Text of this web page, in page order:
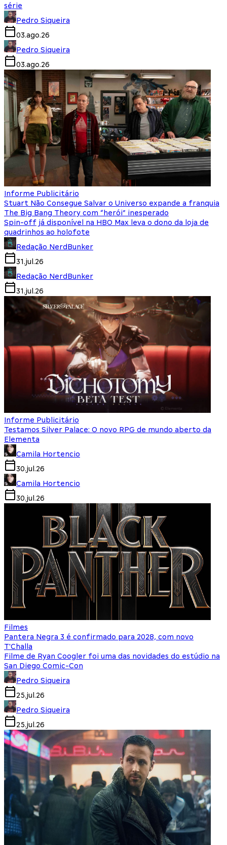
série
Pedro Siqueira
03.ago.26
Pedro Siqueira
03.ago.26
Informe Publicitário
Stuart Não Consegue Salvar o Universo expande a franquia
The Big Bang Theory com “herói” inesperado
Spin-off já disponível na HBO Max leva o dono da loja de
quadrinhos ao holofote
Redação NerdBunker
31.jul.26
Redação NerdBunker
31.jul.26
Informe Publicitário
Testamos Silver Palace: O novo RPG de mundo aberto da
Elementa
Camila Hortencio
30.jul.26
Camila Hortencio
30.jul.26
Filmes
Pantera Negra 3 é confirmado para 2028, com novo
T'Challa
Filme de Ryan Coogler foi uma das novidades do estúdio na
San Diego Comic-Con
Pedro Siqueira
25.jul.26
Pedro Siqueira
25.jul.26